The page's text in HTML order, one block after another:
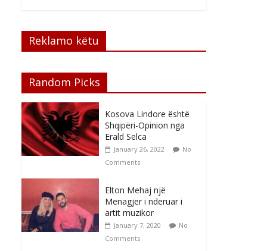
Reklamo këtu
Random Picks
Kosova Lindore është
Shqipëri-Opinion nga
Erald Selca
January 26, 2022
No
Comments
Elton Mehaj një
Menagjer i nderuar i
artit muzikor
January 7, 2020
No
Comments